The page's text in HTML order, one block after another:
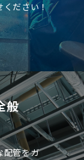
ください！
般
配管をガ